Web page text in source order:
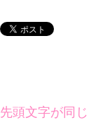
先頭文字が同じ